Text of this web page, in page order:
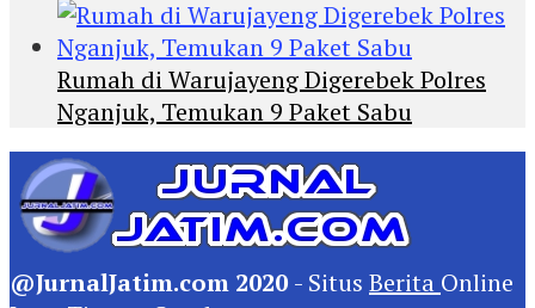
Rumah di Warujayeng Digerebek Polres
Nganjuk, Temukan 9 Paket Sabu
@JurnalJatim.com 2020 - Situs Berita Online